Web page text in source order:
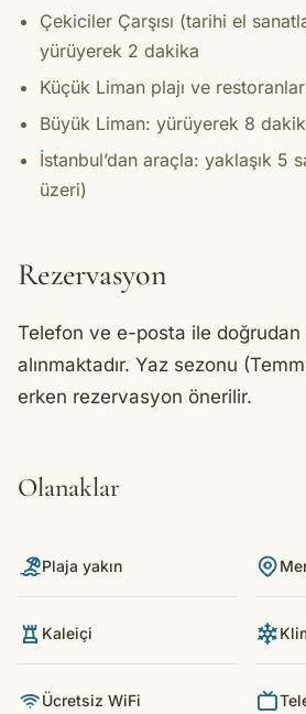
Çekiciler Çarşısı (tarihi el
yürüyerek 2 dakika
Küçük Liman plajı ve
Büyük Liman: yürüyerek 8
İstanbul’dan araçla: yaklaşık 5
üzeri)
Rezervasyon
Telefon ve e-posta ile
alınmaktadır. Yaz sezonu
erken rezervasyon önerilir.
Olanaklar
Plaja yakın
Kaleiçi
Ücretsiz WiFi